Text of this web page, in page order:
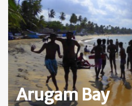
Arugam Bay